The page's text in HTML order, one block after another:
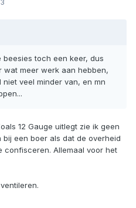
toch een keer, dus
wat meer werk aan hebben,
veel minder van, en mn
12 Gauge uitlegt zie ik geen
een boer als dat de overheid
confisceren. Allemaal voor het